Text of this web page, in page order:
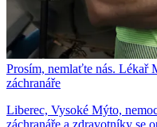
Prosím, nemlaťte nás. Lékař
záchranáře
Liberec, Vysoké Mýto,
záchranáře a zdravotníky se